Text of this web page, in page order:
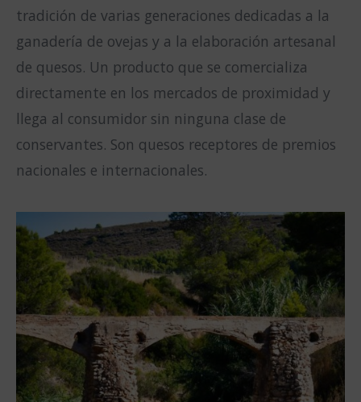
tradición de varias generaciones dedicadas a la
ganadería de ovejas y a la elaboración artesanal
de quesos. Un producto que se comercializa
directamente en los mercados de proximidad y
llega al consumidor sin ninguna clase de
conservantes. Son quesos receptores de premios
nacionales e internacionales.